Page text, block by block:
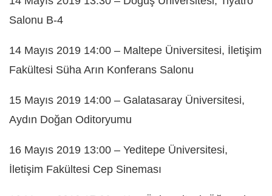
Salonu B-4
14 Mayıs 2019 14:00 – Maltepe Üniversitesi, İletişim
Fakültesi Süha Arın Konferans Salonu
15 Mayıs 2019 14:00 – Galatasaray Üniversitesi,
Aydın Doğan Oditoryumu
16 Mayıs 2019 13:00 – Yeditepe Üniversitesi,
İletişim Fakültesi Cep Sineması